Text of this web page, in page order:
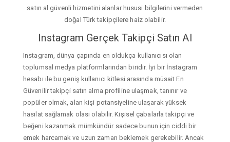
satın al güvenli hizmetini alanlar hususi bilgilerini vermeden
doğal Türk takipçilere haiz olabilir.
Instagram Gerçek Takipçi Satın Al
Instagram, dünya çapında en oldukça kullanıcısı olan
toplumsal medya platformlarından biridir. İyi bir İnstagram
hesabı ile bu geniş kullanıcı kitlesi arasında müsait En
Güvenilir takipçi satın alma profiline ulaşmak, tanınır ve
popüler olmak, alan kişi potansiyeline ulaşarak yüksek
hasılat sağlamak olası olabilir. Kişisel çabalarla takipçi ve
beğeni kazanmak mümkündür sadece bunun için ciddi bir
emek harcamak ve uzun zaman beklemek gerekebilir. Ancak